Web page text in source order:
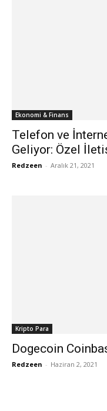
Ekonomi & Finans
Telefon ve
Geliyor: Özel
Redzeen - Aralık 21, 2021
Kripto Para
Dogecoin
Redzeen - Haziran 2, 2021